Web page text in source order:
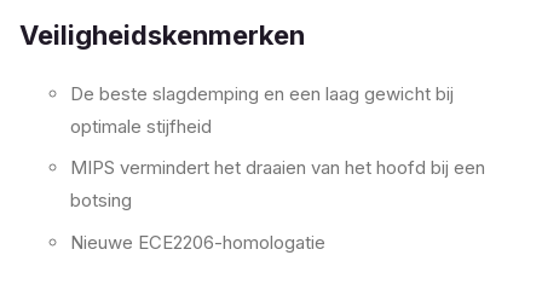
Veiligheidskenmerken
De beste slagdemping en een laag gewicht bij
optimale stijfheid
MIPS vermindert het draaien van het hoofd bij een
botsing
Nieuwe ECE2206-homologatie